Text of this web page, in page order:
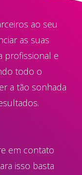
ao seu
as suas
profissional e
todo o
a tão sonhada
em contato
isso basta